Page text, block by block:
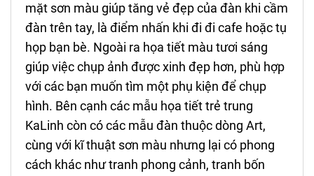
mặt sơn màu giúp tăng vẻ đẹp của đàn khi cầm
đàn trên tay, là điểm nhấn khi đi đi cafe hoặc tụ
họp bạn bè. Ngoài ra họa tiết màu tươi sáng
giúp việc chụp ảnh được xinh đẹp hơn, phù hợp
với các bạn muốn tìm một phụ kiện để chụp
hình. Bên cạnh các mẫu họa tiết trẻ trung
KaLinh còn có các mẫu đàn thuộc dòng Art,
cùng với kĩ thuật sơn màu nhưng lại có phong
cách khác như tranh phong cảnh, tranh bốn